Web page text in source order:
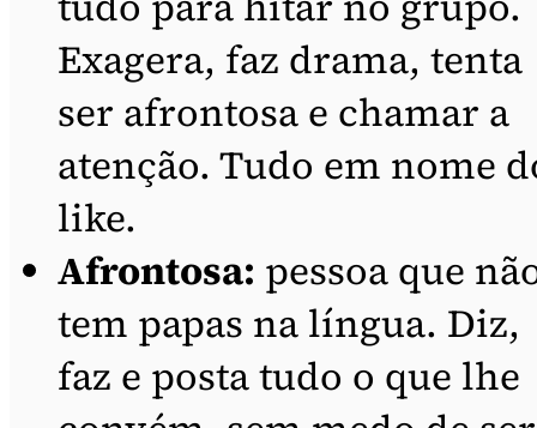
Exagera, faz drama, tenta
ser afrontosa e chamar a
atenção. Tudo em nome
like.
Afrontosa: pessoa que
tem papas na língua. Diz,
faz e posta tudo o que lhe